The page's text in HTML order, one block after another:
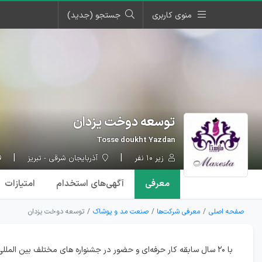
منوی کاربری جستجو (جدید)
توسعه دوخت یزدان
Tosse doukht Yazdan
زیر ۱۰ نفر
آذربایجان شرقی - تبریز
معرفی آگهی‌های استخدام امتیازات
صفحه اصلی معرفی شرکت‌ها صنعت مد و پوشاک توسعه دوخت یزدان
با ۲۰ سال سابقه کار حرفه‌ای و حضور در جشنواره های مختلف بین المللی فجر عضو بنیاد ملی مد و لباس